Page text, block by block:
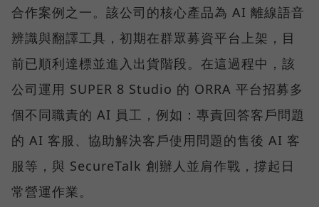
合作案例之一。該公司的核心產品為 AI 離線語音
辨識與翻譯工具，初期在群眾募資平台上架，目
前已順利達標並進入出貨階段。在這過程中，該
公司運用 SUPER 8 Studio 的 ORRA 平台招募多
個不同職責的 AI 員工，例如：專責回答客戶問題
的 AI 客服、協助解決客戶使用問題的售後 AI 客
服等，與 SecureTalk 創辦人並肩作戰，撐起日
常營運作業。